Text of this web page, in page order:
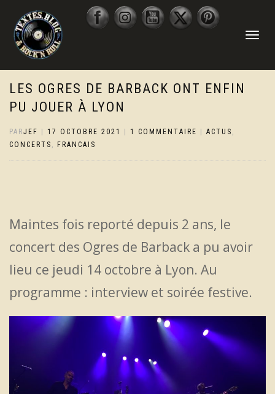
DÉPLIER
LES OGRES DE BARBACK ONT ENFIN
PU JOUER À LYON
PARJEF 17 OCTOBRE 2021 1 COMMENTAIRE ACTUS ,
CONCERTS , FRANCAIS
Maintes fois reporté depuis 2 ans, le
concert des Ogres de Barback a pu avoir
lieu ce jeudi 14 octobre à Lyon. Au
programme : interview et soirée festive.